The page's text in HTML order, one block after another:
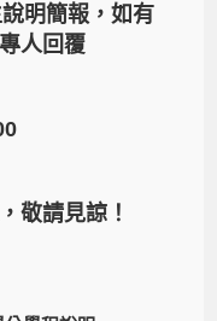
明簡報，如有
人回覆
敬請見諒！